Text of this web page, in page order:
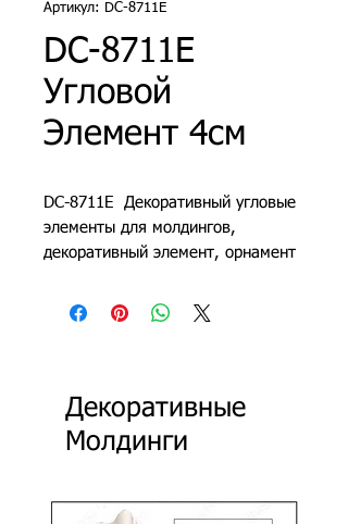
Артикул: DC-8711E
DC-8711E
Угловой
Элемент 4см
DC-8711E Декоративный угловые
элементы для молдингов,
декоративный элемент, орнамент
молдинги для стен
Декоративные
Молдинги